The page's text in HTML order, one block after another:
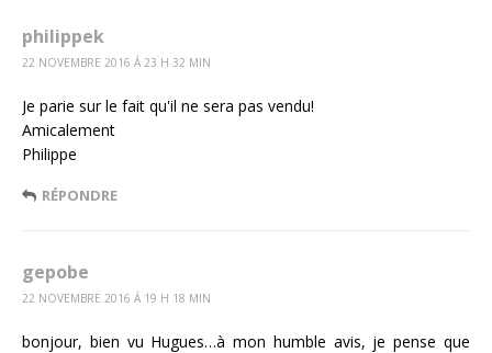
philippek
22 NOVEMBRE 2016 Á 23 H 32 MIN
Je parie sur le fait qu'il ne sera pas vendu!
Amicalement
Philippe
RÉPONDRE
gepobe
22 NOVEMBRE 2016 Á 19 H 18 MIN
bonjour, bien vu Hugues…à mon humble avis, je pense que